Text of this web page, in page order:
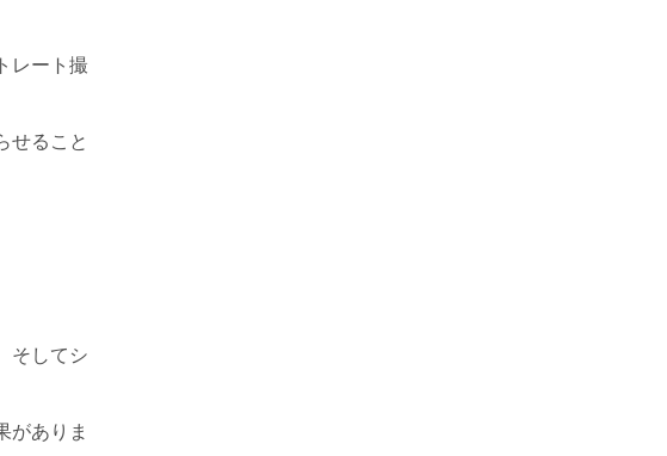
レート撮
せること
そしてシ
がありま